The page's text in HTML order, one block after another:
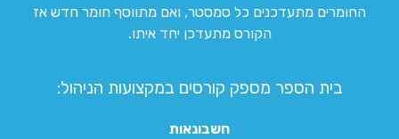
החומרים מתעדכנים כל סמסטר, ואם מתווסף חומר חדש אז
הקורס מתעדכן יחד איתו.
בית הספר מספק קורסים במקצועות הניהול:
חשבונאות